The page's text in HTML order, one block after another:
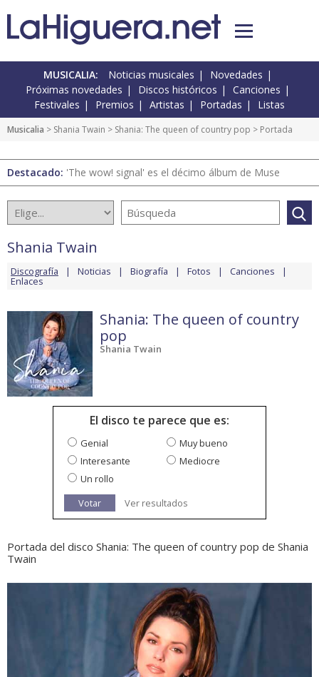
MUSICALIA: Noticias musicales
Novedades
Próximas novedades
Discos históricos
Canciones
Festivales
Premios Artistas Portadas Listas
Musicalia > Shania Twain > Shania: The queen of country pop > Portada
Destacado: 'The wow! signal' es el décimo álbum de Muse
Shania Twain
Discografía Noticias Biografía Fotos Canciones
Enlaces
Shania: The queen of country
pop
Shania Twain
El disco te parece que es:
Genial
Muy bueno
Interesante
Mediocre
Un rollo
Votar
Ver resultados
Portada del disco Shania: The queen of country pop de Shania
Twain